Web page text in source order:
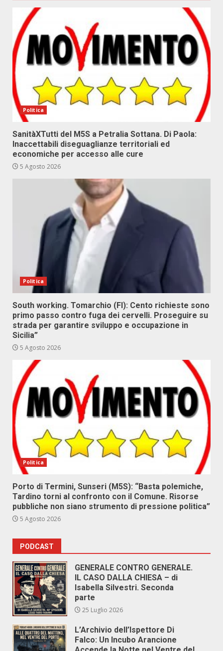
Politica
SanitàXTutti del M5S a Petralia Sottana. Di Paola:
Inaccettabili diseguaglianze territoriali ed
economiche per accesso alle cure
5 Agosto 2026
Politica
South working. Tomarchio (FI): Cento richieste sono
primo passo contro fuga dei cervelli. Proseguire su
strada per garantire sviluppo e occupazione in
Sicilia”
5 Agosto 2026
Politica
Porto di Termini, Sunseri (M5S): “Basta polemiche,
Tardino torni al confronto con il Comune. Risorse
pubbliche non siano strumento di pressione politica”
5 Agosto 2026
PODCAST
GENERALE CONTRO GENERALE.
IL CASO DALLA CHIESA – di
Isabella Silvestri. Seconda
parte
25 Luglio 2026
L’Archivio dell’Ispettore Di
Falco: Un Incubo Arancione